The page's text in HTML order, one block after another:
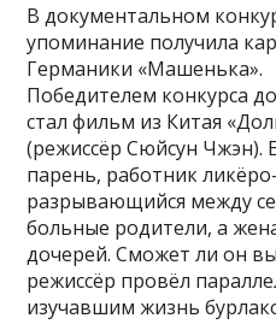
В документальном
упоминание получила
Германики «Машенька».
Победителем конкурса
стал фильм из Китая
(режиссёр Сюйсун Чжэн).
парень, работник
разрывающийся между
больные родители, а
дочерей. Сможет ли он
режиссёр провёл
изучавшим жизнь